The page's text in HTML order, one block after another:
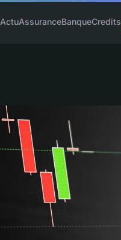
ActuAssuranceBanqueCredits